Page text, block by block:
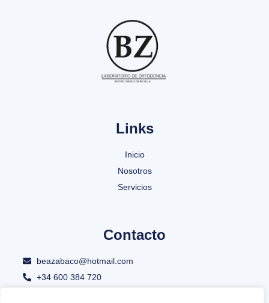
Links
Inicio
Nosotros
Servicios
Contacto
beazabaco@hotmail.com
+34 600 384 720